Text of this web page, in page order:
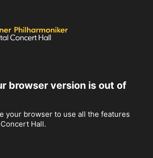
browser version is out of
your browser to use all the features
Hall.